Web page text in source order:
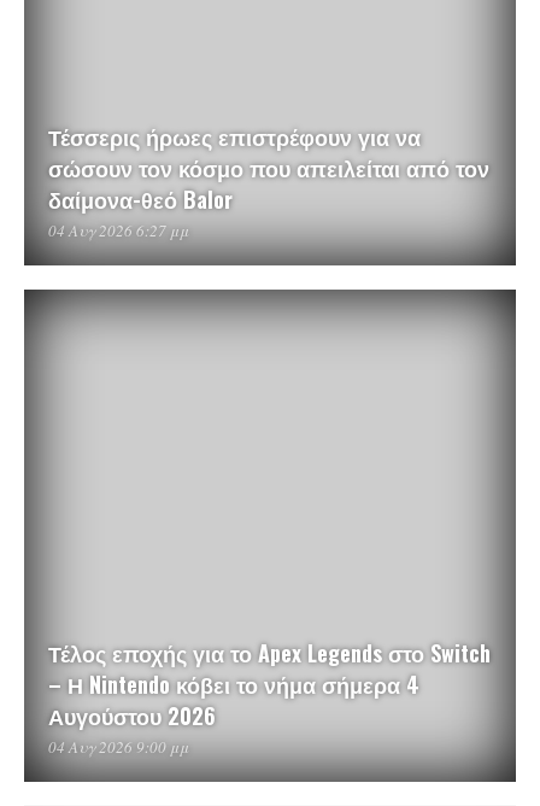
Τέσσερις ήρωες επιστρέφουν για να
σώσουν τον κόσμο που απειλείται από τον
δαίμονα-θεό Balor
04 Αυγ 2026 6:27 μμ
Τέλος εποχής για το Apex Legends στο Switch
– Η Nintendo κόβει το νήμα σήμερα 4
Αυγούστου 2026
04 Αυγ 2026 9:00 μμ